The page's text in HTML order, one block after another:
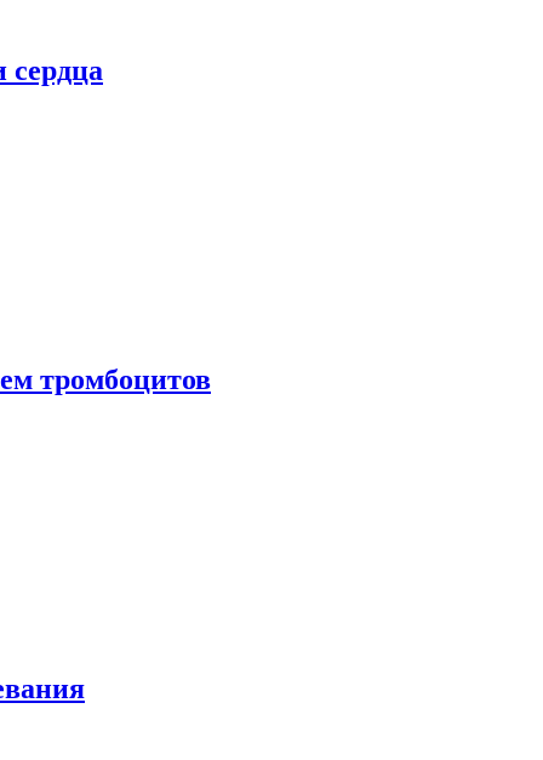
тромбоцитов